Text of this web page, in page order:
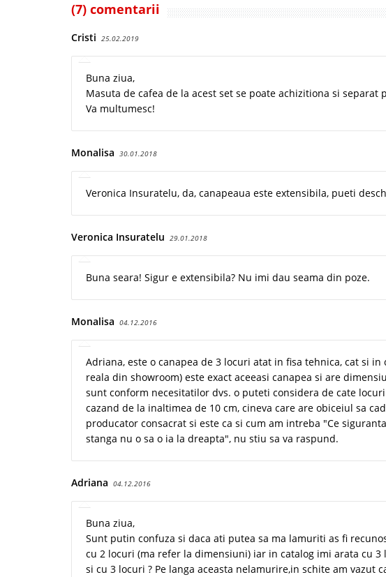
(7) comentarii
Cristi 25.02.2019
Buna ziua,
Masuta de cafea de la acest set se poate achizitiona si separat
Va multumesc!
Monalisa 30.01.2018
Veronica Insuratelu, da, canapeaua este extensibila, pueti
Veronica Insuratelu 29.01.2018
Buna seara! Sigur e extensibila? Nu imi dau seama din poze.
Monalisa 04.12.2016
Adriana, este o canapea de 3 locuri atat in fisa tehnica, cat si
reala din showroom) este exact aceeasi canapea si are
sunt conform necesitatilor dvs. o puteti considera de cate
cazand de la inaltimea de 10 cm, cineva care are obiceiul sa
producator consacrat si este ca si cum am intreba "Ce
stanga nu o sa o ia la dreapta", nu stiu sa va raspund.
Adriana 04.12.2016
Buna ziua,
Sunt putin confuza si daca ati putea sa ma lamuriti as fi
cu 2 locuri (ma refer la dimensiuni) iar in catalog imi arata cu
si cu 3 locuri ? Pe langa aceasta nelamurire,in schite am vazut